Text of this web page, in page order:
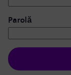
Parolă